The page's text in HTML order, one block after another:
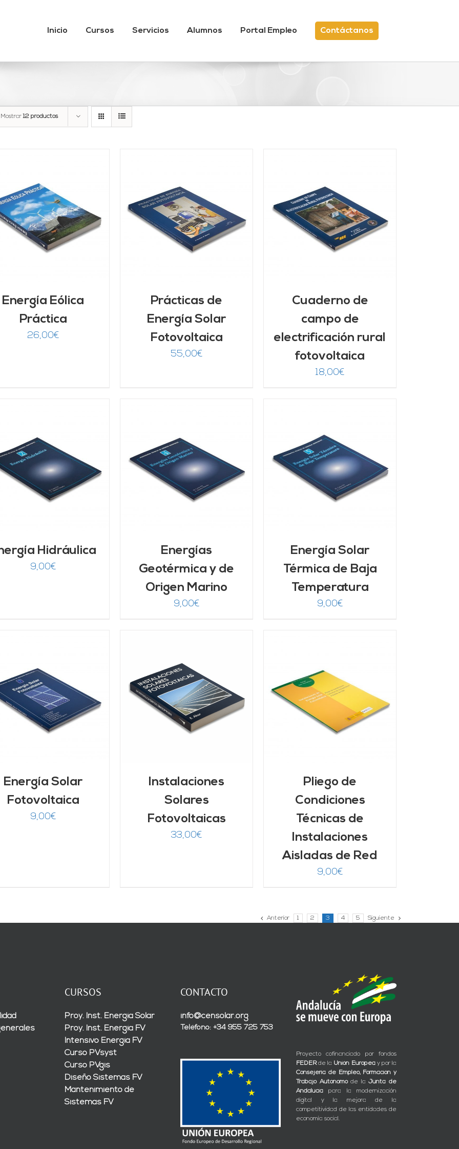
Inicio Cursos Servicios Alumnos Portal Empleo Contáctanos
Mostrar12 productos
Energía Eólica
Práctica
26,00€
AÑADIR AL CARRITO
/
DETALLES
Prácticas de
Energía Solar
Fotovoltaica
55,00€
AÑADIR AL CARRITO
/
DETALLES
Cuaderno de
campo de
electrificación rural
fotovoltaica
18,00€
Hidráulica
9,00€
AÑADIR AL CARRITO
DETALLES
Energías
Geotérmica y de
Origen Marino
9,00€
AÑADIR AL CARRITO
DETALLES
Energía Solar
Térmica de Baja
Temperatura
9,00€
Energía Solar
Fotovoltaica
9,00€
AÑADIR AL CARRITO
DETALLES
Instalaciones
Solares
Fotovoltaicas
33,00€
AÑADIR AL CARRITO
/
DETALLES
Pliego de
Condiciones
Técnicas de
Instalaciones
Aisladas de Red
9,00€
Anterior 1 2 3 4 5 Siguiente
CURSOS
Proy. Inst. Energía Solar
Proy. Inst. Energía FV
Intensivo Energía FV
Curso PVsyst
Curso PVgis
Diseño Sistemas FV
Mantenimiento de
Sistemas FV
CONTACTO
info@censolar.org
Teléfono: +34 955 725 753
Proyecto cofinanciado por fondos
FEDERde la Unión Europeay por la
Consejería de Empleo, Formación y
Trabajo Autónomode laJunta de
Andalucía para la modernización
digital y la mejora de la
competitividad de las entidades de
economía social.